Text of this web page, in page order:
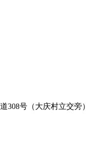
308号（大庆村立交旁）